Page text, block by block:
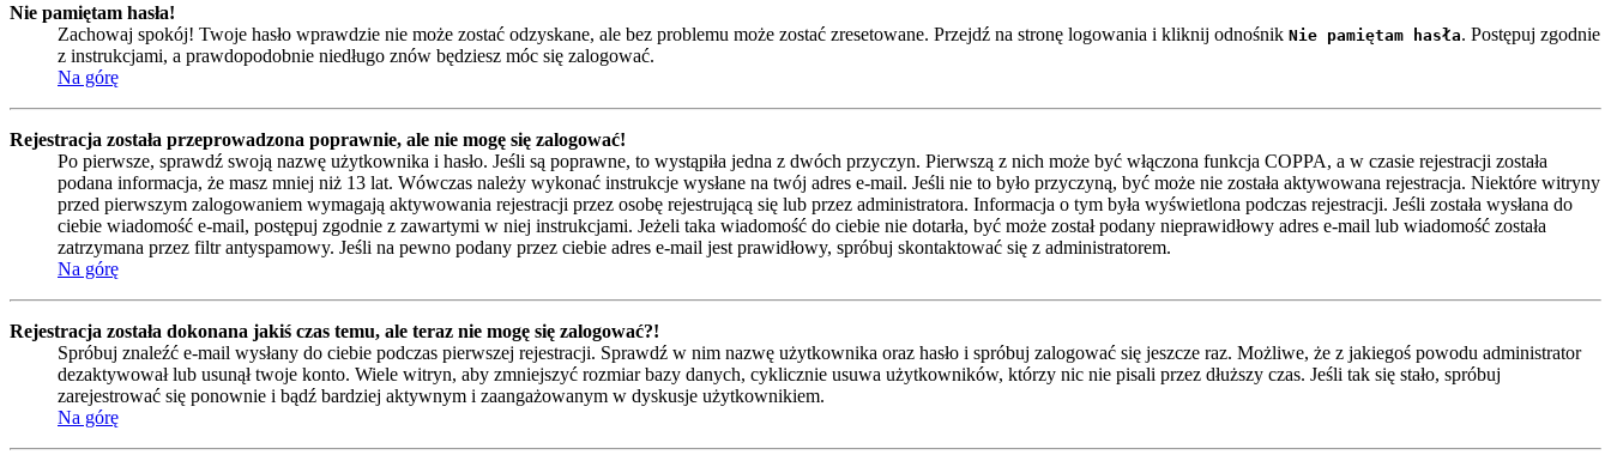
Nie pamiętam hasła!
Zachowaj spokój! Twoje hasło wprawdzie nie może zostać odzyskane, ale bez problemu może zostać zresetowane. Przejdź na stronę logowania i kliknij odnośnik Nie pamiętam hasła. Postępuj zgodnie
z instrukcjami, a prawdopodobnie niedługo znów będziesz móc się zalogować.
Na górę
Rejestracja została przeprowadzona poprawnie, ale nie mogę się zalogować!
Po pierwsze, sprawdź swoją nazwę użytkownika i hasło. Jeśli są poprawne, to wystąpiła jedna z dwóch przyczyn. Pierwszą z nich może być włączona funkcja COPPA, a w czasie rejestracji została
podana informacja, że masz mniej niż 13 lat. Wówczas należy wykonać instrukcje wysłane na twój adres e-mail. Jeśli nie to było przyczyną, być może nie została aktywowana rejestracja. Niektóre witryny
przed pierwszym zalogowaniem wymagają aktywowania rejestracji przez osobę rejestrującą się lub przez administratora. Informacja o tym była wyświetlona podczas rejestracji. Jeśli została wysłana do
ciebie wiadomość e-mail, postępuj zgodnie z zawartymi w niej instrukcjami. Jeżeli taka wiadomość do ciebie nie dotarła, być może został podany nieprawidłowy adres e-mail lub wiadomość została
zatrzymana przez filtr antyspamowy. Jeśli na pewno podany przez ciebie adres e-mail jest prawidłowy, spróbuj skontaktować się z administratorem.
Na górę
Rejestracja została dokonana jakiś czas temu, ale teraz nie mogę się zalogować?!
Spróbuj znaleźć e-mail wysłany do ciebie podczas pierwszej rejestracji. Sprawdź w nim nazwę użytkownika oraz hasło i spróbuj zalogować się jeszcze raz. Możliwe, że z jakiegoś powodu administrator
dezaktywował lub usunął twoje konto. Wiele witryn, aby zmniejszyć rozmiar bazy danych, cyklicznie usuwa użytkowników, którzy nic nie pisali przez dłuższy czas. Jeśli tak się stało, spróbuj
zarejestrować się ponownie i bądź bardziej aktywnym i zaangażowanym w dyskusje użytkownikiem.
Na górę